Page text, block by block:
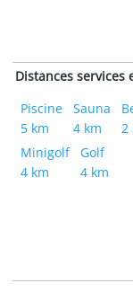
Distances services
Piscine
5 km
Sauna
4 km
2
Minigolf
4 km
Golf
4 km